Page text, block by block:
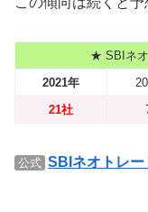
★ SBIネ
2021年
21社
公式 SBIネオトレ